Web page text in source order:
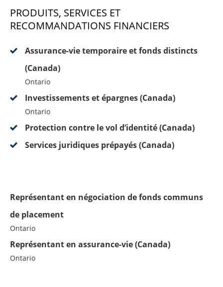
PRODUITS, SERVICES ET
RECOMMANDATIONS FINANCIERS
Assurance-vie temporaire et fonds distincts
(Canada)
Ontario
Investissements et épargnes (Canada)
Ontario
Protection contre le vol d’identité (Canada)
Services juridiques prépayés (Canada)
Représentant en négociation de fonds communs
de placement
Ontario
Représentant en assurance-vie (Canada)
Ontario